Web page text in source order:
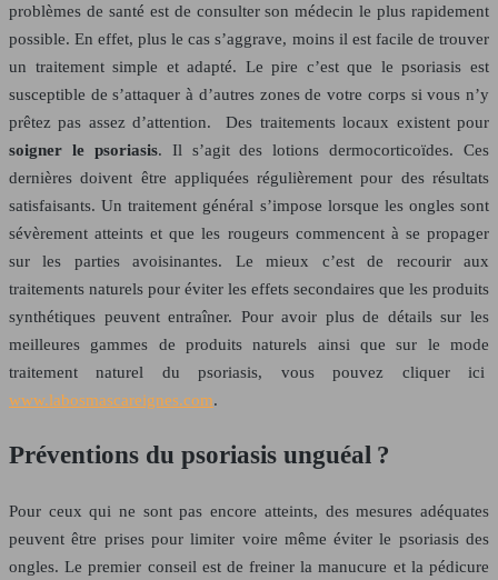
problèmes de santé est de consulter son médecin le plus rapidement
possible. En effet, plus le cas s’aggrave, moins il est facile de trouver
un traitement simple et adapté. Le pire c’est que le psoriasis est
susceptible de s’attaquer à d’autres zones de votre corps si vous n’y
prêtez pas assez d’attention. Des traitements locaux existent pour
soigner le psoriasis. Il s’agit des lotions dermocorticoïdes. Ces
dernières doivent être appliquées régulièrement pour des résultats
satisfaisants. Un traitement général s’impose lorsque les ongles sont
sévèrement atteints et que les rougeurs commencent à se propager
sur les parties avoisinantes. Le mieux c’est de recourir aux
traitements naturels pour éviter les effets secondaires que les produits
synthétiques peuvent entraîner. Pour avoir plus de détails sur les
meilleures gammes de produits naturels ainsi que sur le mode
traitement naturel du psoriasis, vous pouvez cliquer ici
www.labosmascareignes.com.
Préventions du psoriasis unguéal ?
Pour ceux qui ne sont pas encore atteints, des mesures adéquates
peuvent être prises pour limiter voire même éviter le psoriasis des
ongles. Le premier conseil est de freiner la manucure et la pédicure